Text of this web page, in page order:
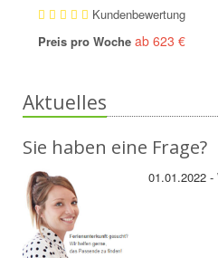
Kundenbewertung
Preis pro Woche ab 623 €
Aktuelles
Sie haben eine Frage?
01.01.2022